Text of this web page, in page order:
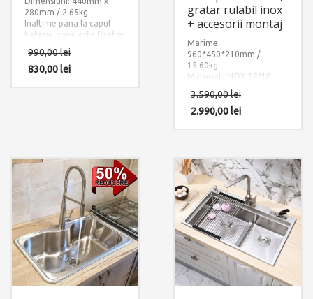
280mm / 2.65kg
Inaltime pana la capul
bateriei cand este fixat in
suport: 120mm.
Material: inox periat.
Accesorii instalare
990,00lei
830,00lei
gratar rulabil inox
+ accesorii montaj
Marime:
960*450*210mm /
15.60kg
Material: INOX 18/10
Componente: Chiuveta
Ultimate Duo cu 3
pachet complet accesorii
montaj.
3.590,00lei
2.990,00lei